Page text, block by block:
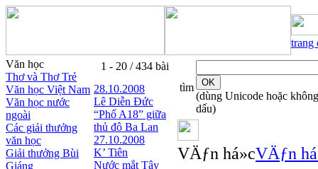
trang
Văn học
Thơ và Thơ Trẻ
Văn học Việt Nam
Văn học nước
ngoài
Các giải thưởng
văn học
Giải thưởng Bùi
Giáng
1 - 20 / 434 bài
28.10.2008
Lê Diễn Đức
“Phố A18” giữa
thủ đô Ba Lan
27.10.2008
K’ Tiên
Nước mắt Tây
tìm
(dùng Unicode hoặc không
dấu)
VÄƒn há»cVÄƒn